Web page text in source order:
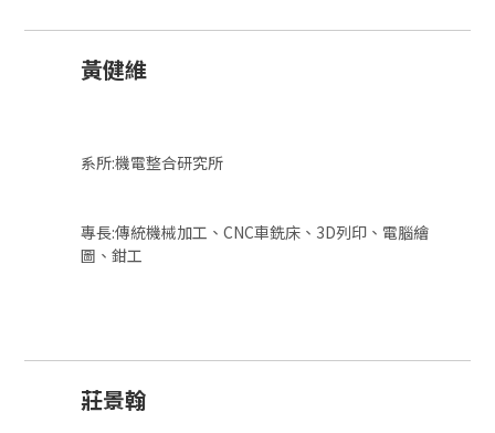
黃健維
系所:機電整合研究所
專長:傳統機械加工、CNC車銑床、3D列印、電腦繪
圖、鉗工
莊景翰